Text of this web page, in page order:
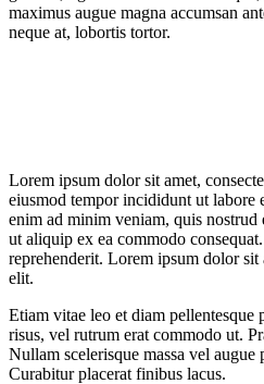
maximus augue magna accumsan
neque at, lobortis tortor.
Lorem ipsum dolor sit amet,
eiusmod tempor incididunt ut labore
enim ad minim veniam, quis
ut aliquip ex ea commodo
reprehenderit. Lorem ipsum dolor sit
elit.
Etiam vitae leo et diam pellentesque
risus, vel rutrum erat commodo ut.
Nullam scelerisque massa vel augue
Curabitur placerat finibus lacus.